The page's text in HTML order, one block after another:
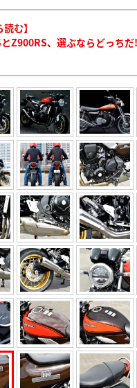
む】
Z900RS、選ぶならどっちだ